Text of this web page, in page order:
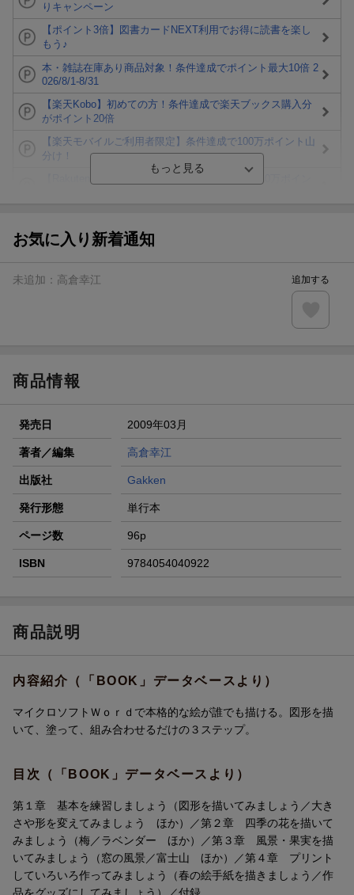
りキャンペーン
【ポイント3倍】図書カードNEXT利用でお得に読書を楽し
もう♪
本・雑誌在庫あり商品対象！条件達成でポイント最大10倍 2
026/8/1-8/31
【楽天Kobo】初めての方！条件達成で楽天ブックス購入分
がポイント20倍
【楽天モバイルご利用者限定】条件達成で100万ポイント山
分け！
が当たる！
楽天モバイル紹介キャンペーンの拡散で300円OFFクーポン
条件達成で楽天限定・宝塚歌劇 宙組貸切公演ペアチケット
お気に入り新着通知
未追加： 高倉幸江 追加する
商品情報
発売日 2009年03月
著者／編集 高倉幸江
出版社 Gakken
発行形態 単行本
ページ数 96p
ISBN 9784054040922
商品説明
内容紹介（「BOOK」データベースより）
マイクロソフトＷｏｒｄで本格的な絵が誰でも描ける。図形を描
いて、塗って、組み合わせるだけの３ステップ。
目次（「BOOK」データベースより）
第１章 基本を練習しましょう（図形を描いてみましょう／大き
さや形を変えてみましょう ほか）／第２章 四季の花を描いて
みましょう（梅／ラベンダー ほか）／第３章 風景・果実を描
いてみましょう（窓の風景／富士山 ほか）／第４章 プリント
していろいろ作ってみましょう（春の絵手紙を描きましょう／作